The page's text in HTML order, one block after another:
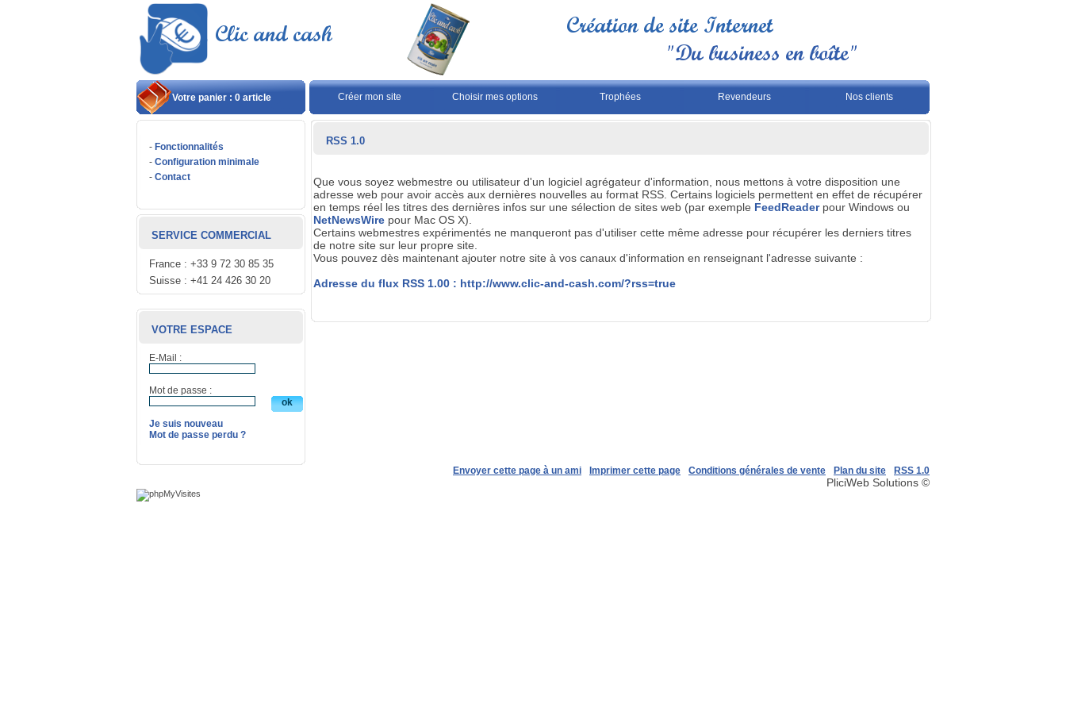
Votre panier : 0 article Créer mon site Choisir mes options Trophées Revendeurs Nos clients
- Fonctionnalités
- Configuration minimale
- Contact
SERVICE COMMERCIAL
France : +33 9 72 30 85 35
Suisse : +41 24 426 30 20
VOTRE ESPACE
E-Mail :
Mot de passe :
Je suis nouveau
Mot de passe perdu ?
RSS 1.0
Que vous soyez webmestre ou utilisateur d'un logiciel agrégateur d'information, nous mettons à votre disposition une
adresse web pour avoir accès aux dernières nouvelles au format RSS. Certains logiciels permettent en effet de récupérer
en temps réel les titres des dernières infos sur une sélection de sites web (par exemple FeedReaderpour Windows ou
NetNewsWire pour Mac OS X).
Certains webmestres expérimentés ne manqueront pas d'utiliser cette même adresse pour récupérer les derniers titres
de notre site sur leur propre site.
Vous pouvez dès maintenant ajouter notre site à vos canaux d'information en renseignant l'adresse suivante :
Adresse du flux RSS 1.00 : http://www.clic-and-cash.com/?rss=true
RSS 1.0
Plan du site
Conditions générales de vente
Imprimer cette page
Envoyer cette page à un ami
PliciWeb Solutions ©